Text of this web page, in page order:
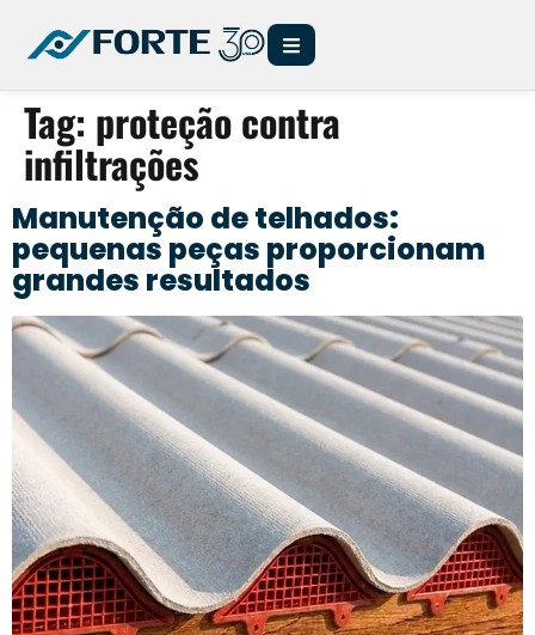
Tag: proteção contra
infiltrações
Manutenção de telhados:
pequenas peças proporcionam
grandes resultados